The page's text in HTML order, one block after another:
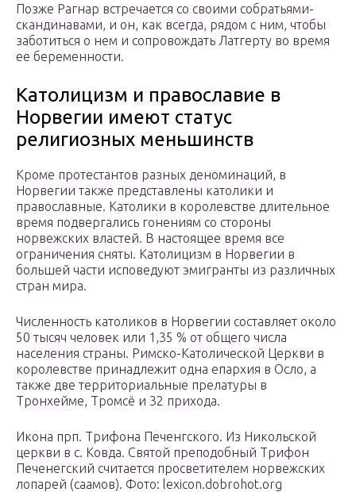
Позже Рагнар встречается со своими собратьями-
скандинавами, и он, как всегда, рядом с ним, чтобы
заботиться о нем и сопровождать Латгерту во время
ее беременности.
Католицизм и православие в
Норвегии имеют статус
религиозных меньшинств
Кроме протестантов разных деноминаций, в
Норвегии также представлены католики и
православные. Католики в королевстве длительное
время подвергались гонениям со стороны
норвежских властей. В настоящее время все
ограничения сняты. Католицизм в Норвегии в
большей части исповедуют эмигранты из различных
стран мира.
Численность католиков в Норвегии составляет около
50 тысяч человек или 1,35 % от общего числа
населения страны. Римско-Католической Церкви в
королевстве принадлежит одна епархия в Осло, а
также две территориальные прелатуры в
Тронхеймe, Тромсё и 32 прихода.
Икона прп. Трифона Печенгского. Из Никольской
церкви в с. Ковда. Святой преподобный Трифон
Печенегский считается просветителем норвежских
лопарей (саамов). Фото: lexicon.dobrohot.org